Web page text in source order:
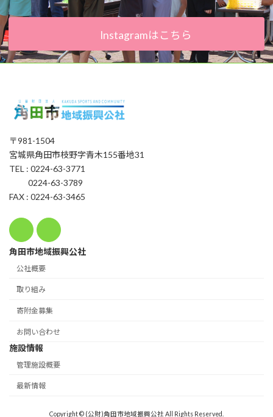
Instagramはこちら
〒981-1504
宮城県角田市枝野字青木155番地31
TEL : 0224-63-3771
0224-63-3789
FAX : 0224-63-3465
角田市地域振興公社
公社概要
取り組み
寄附金募集
お問い合わせ
施設情報
管理施設概要
最新情報
Copyright © (公財)角田市地域振興公社 All Rights Reserved.